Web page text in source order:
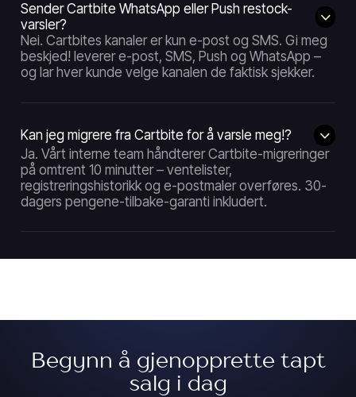
Sender Cartbite WhatsApp eller Push restock-
varsler?
Nei. Cartbites kanaler er kun e-post og SMS. Gi meg
beskjed! leverer e-post, SMS, Push og WhatsApp –
og lar hver kunde velge kanalen de faktisk sjekker.
Kan jeg migrere fra Cartbite for å varsle meg!?
Ja. Vårt interne team håndterer Cartbite-migreringer
på omtrent 10 minutter – ventelister,
registreringshistorikk og e-postmaler overføres. 30-
dagers pengene-tilbake-garanti inkludert.
Begynn å gjenopprette tapt
salg i dag